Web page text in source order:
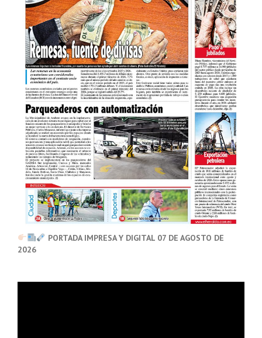
PORTADA IMPRESA Y DIGITAL 07 DE AGOSTO DE
2026